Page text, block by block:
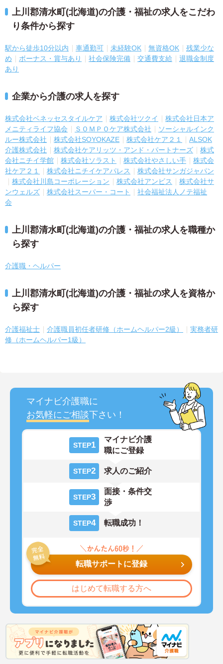
上川郡清水町(北海道)の介護・福祉の求人をこだわ
り条件から探す
駅から徒歩10分以内 車通勤可 未経験OK 無資格OK
残業少な
め
ボーナス・賞与あり 社会保険完備 交通費支給
退職金制度
あり
企業から介護の求人を探す
株式会社ベネッセスタイルケア 株式会社ツクイ
株式会社日本ア
メニティライフ協会
ＳＯＭＰＯケア株式会社
ソーシャルインク
ルー株式会社
株式会社SOYOKAZE 株式会社ケア２１
ALSOK
介護株式会社
株式会社ケアリッツ・アンド・パートナーズ
株式
会社ニチイ学館
株式会社ソラスト 株式会社やさしい手
株式会
社ケア２１
株式会社ニチイケアパレス
株式会社サンガジャパン
株式会社川島コーポレーション
株式会社アンビス
株式会社サ
ンウェルズ
株式会社スーパー・コート
社会福祉法人ノテ福祉
会
上川郡清水町(北海道)の介護・福祉の求人を職種か
ら探す
介護職・ヘルパー
上川郡清水町(北海道)の介護・福祉の求人を資格か
ら探す
介護福祉士 介護職員初任者研修（ホームヘルパー2級）
実務者研
修（ホームヘルパー1級）
マイナビ介護職に
お気軽にご相談下さい！
STEP1
マイナビ介護
職にご登録
STEP2 求人のご紹介
STEP3
面接・条件交
渉
STEP4 転職成功！
転職サポートに登録
はじめて転職する方へ